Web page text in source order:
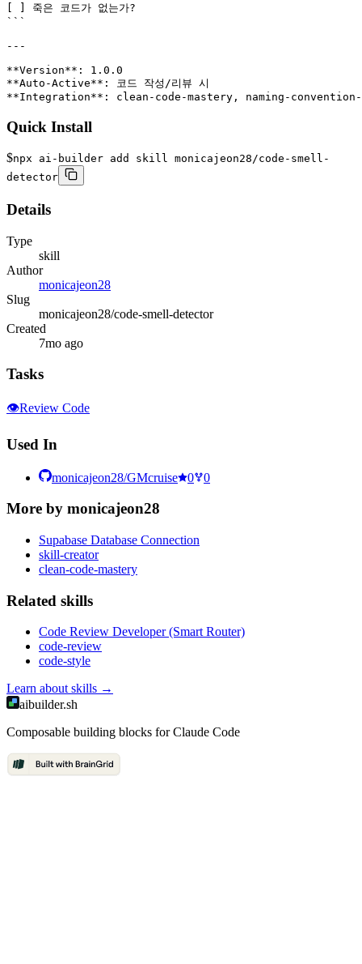
[ ] 죽은 코드가 없는가?
```
---
**Version**: 1.0.0
**Auto-Active**: 코드 작성/리뷰 시
**Integration**: clean-code-mastery, naming-convention-
Quick Install
$npx ai-builder add skill monicajeon28/code-smell-
detector
Details
Type
skill
Author
monicajeon28
Slug
monicajeon28/code-smell-detector
Created
7mo ago
Tasks
👁️Review Code
Used In
monicajeon28/GMcruise 0 0
More by monicajeon28
Supabase Database Connection
skill-creator
clean-code-mastery
Related skills
Code Review Developer (Smart Router)
code-review
code-style
Learn aboutskills →
aibuilder.sh
Composable building blocks for Claude Code